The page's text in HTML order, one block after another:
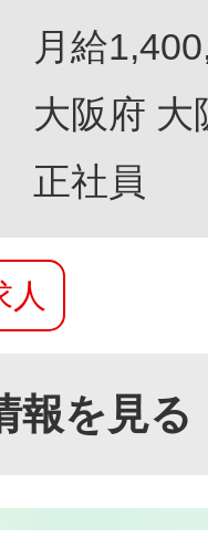
月給
大阪府 大
正社員
人
報を見る